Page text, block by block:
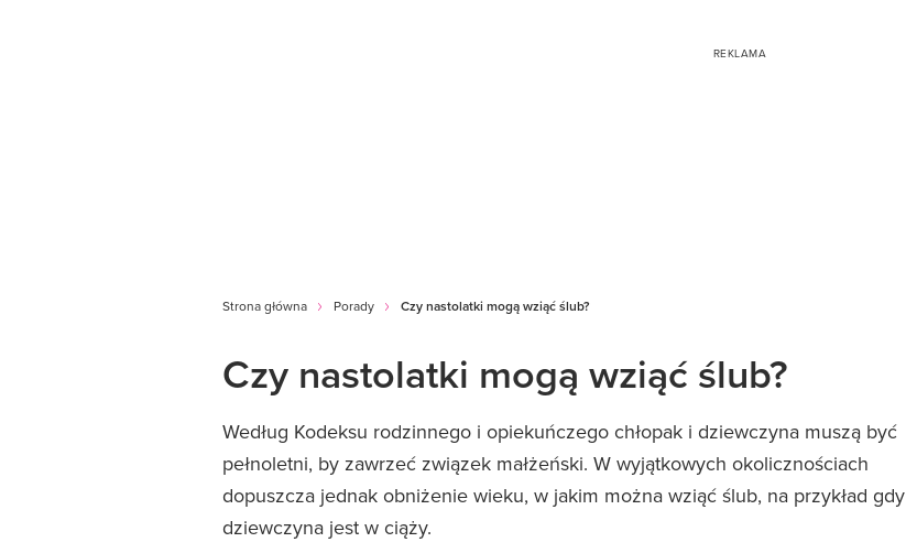
Strona główna Porady Czy nastolatki mogą wziąć ślub?
Czy nastolatki mogą wziąć ślub?
Według Kodeksu rodzinnego i opiekuńczego chłopak i dziewczyna muszą być
pełnoletni, by zawrzeć związek małżeński. W wyjątkowych okolicznościach
dopuszcza jednak obniżenie wieku, w jakim można wziąć ślub, na przykład gdy
dziewczyna jest w ciąży.